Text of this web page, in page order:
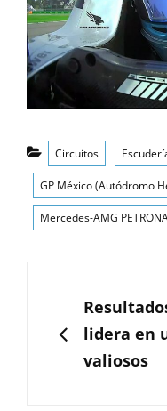
Categorías
Circuitos
GP México (Autódromo
Mercedes-AMG
entradas
ANTERIOR
lidera en
valiosos